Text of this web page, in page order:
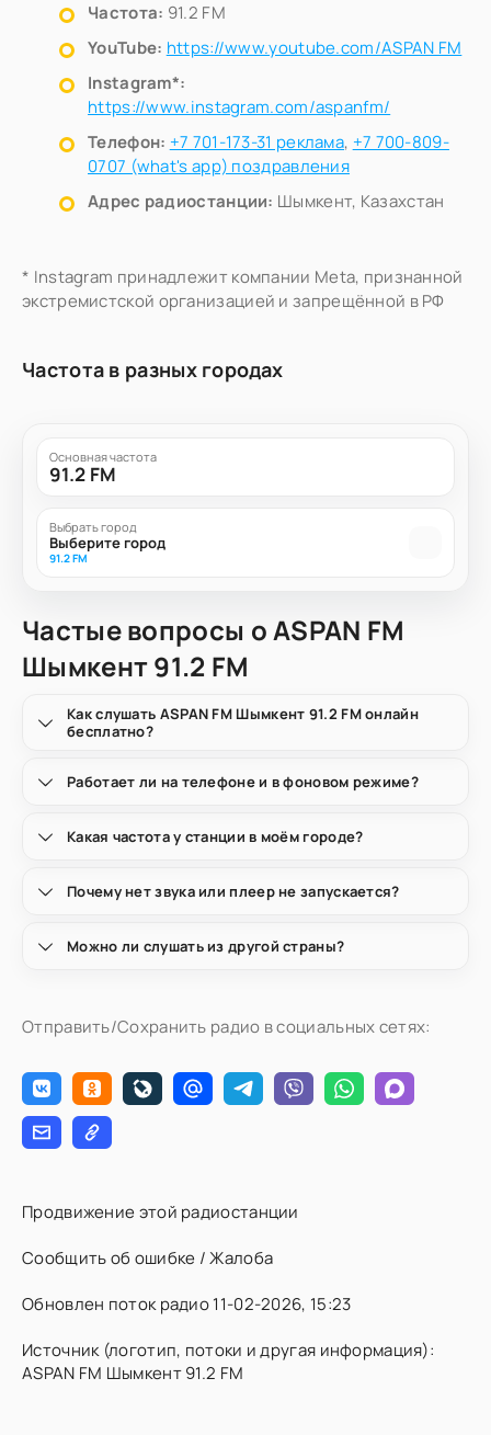
Частота: 91.2 FM
YouTube: https://www.youtube.com/ASPAN FM
Instagram*:
https://www.instagram.com/aspanfm/
Телефон: +7 701-173-31 реклама, +7 700-809-
0707 (what's app) поздравления
Адрес радиостанции: Шымкент, Казахстан
* Instagram принадлежит компании Meta, признанной
экстремистской организацией и запрещённой в РФ
Частота в разных городах
Основная частота
91.2 FM
Выбрать город
Выберите город
91.2 FM
Частые вопросы о ASPAN FM
Шымкент 91.2 FM
Как слушать ASPAN FM Шымкент 91.2 FM онлайн
бесплатно?
Работает ли на телефоне и в фоновом режиме?
Какая частота у станции в моём городе?
Почему нет звука или плеер не запускается?
Можно ли слушать из другой страны?
Отправить/Сохранить радио в социальных сетях:
Продвижение этой радиостанции
Сообщить об ошибке / Жалоба
Обновлен поток радио 11-02-2026, 15:23
Источник (логотип, потоки и другая информация):
ASPAN FM Шымкент 91.2 FM